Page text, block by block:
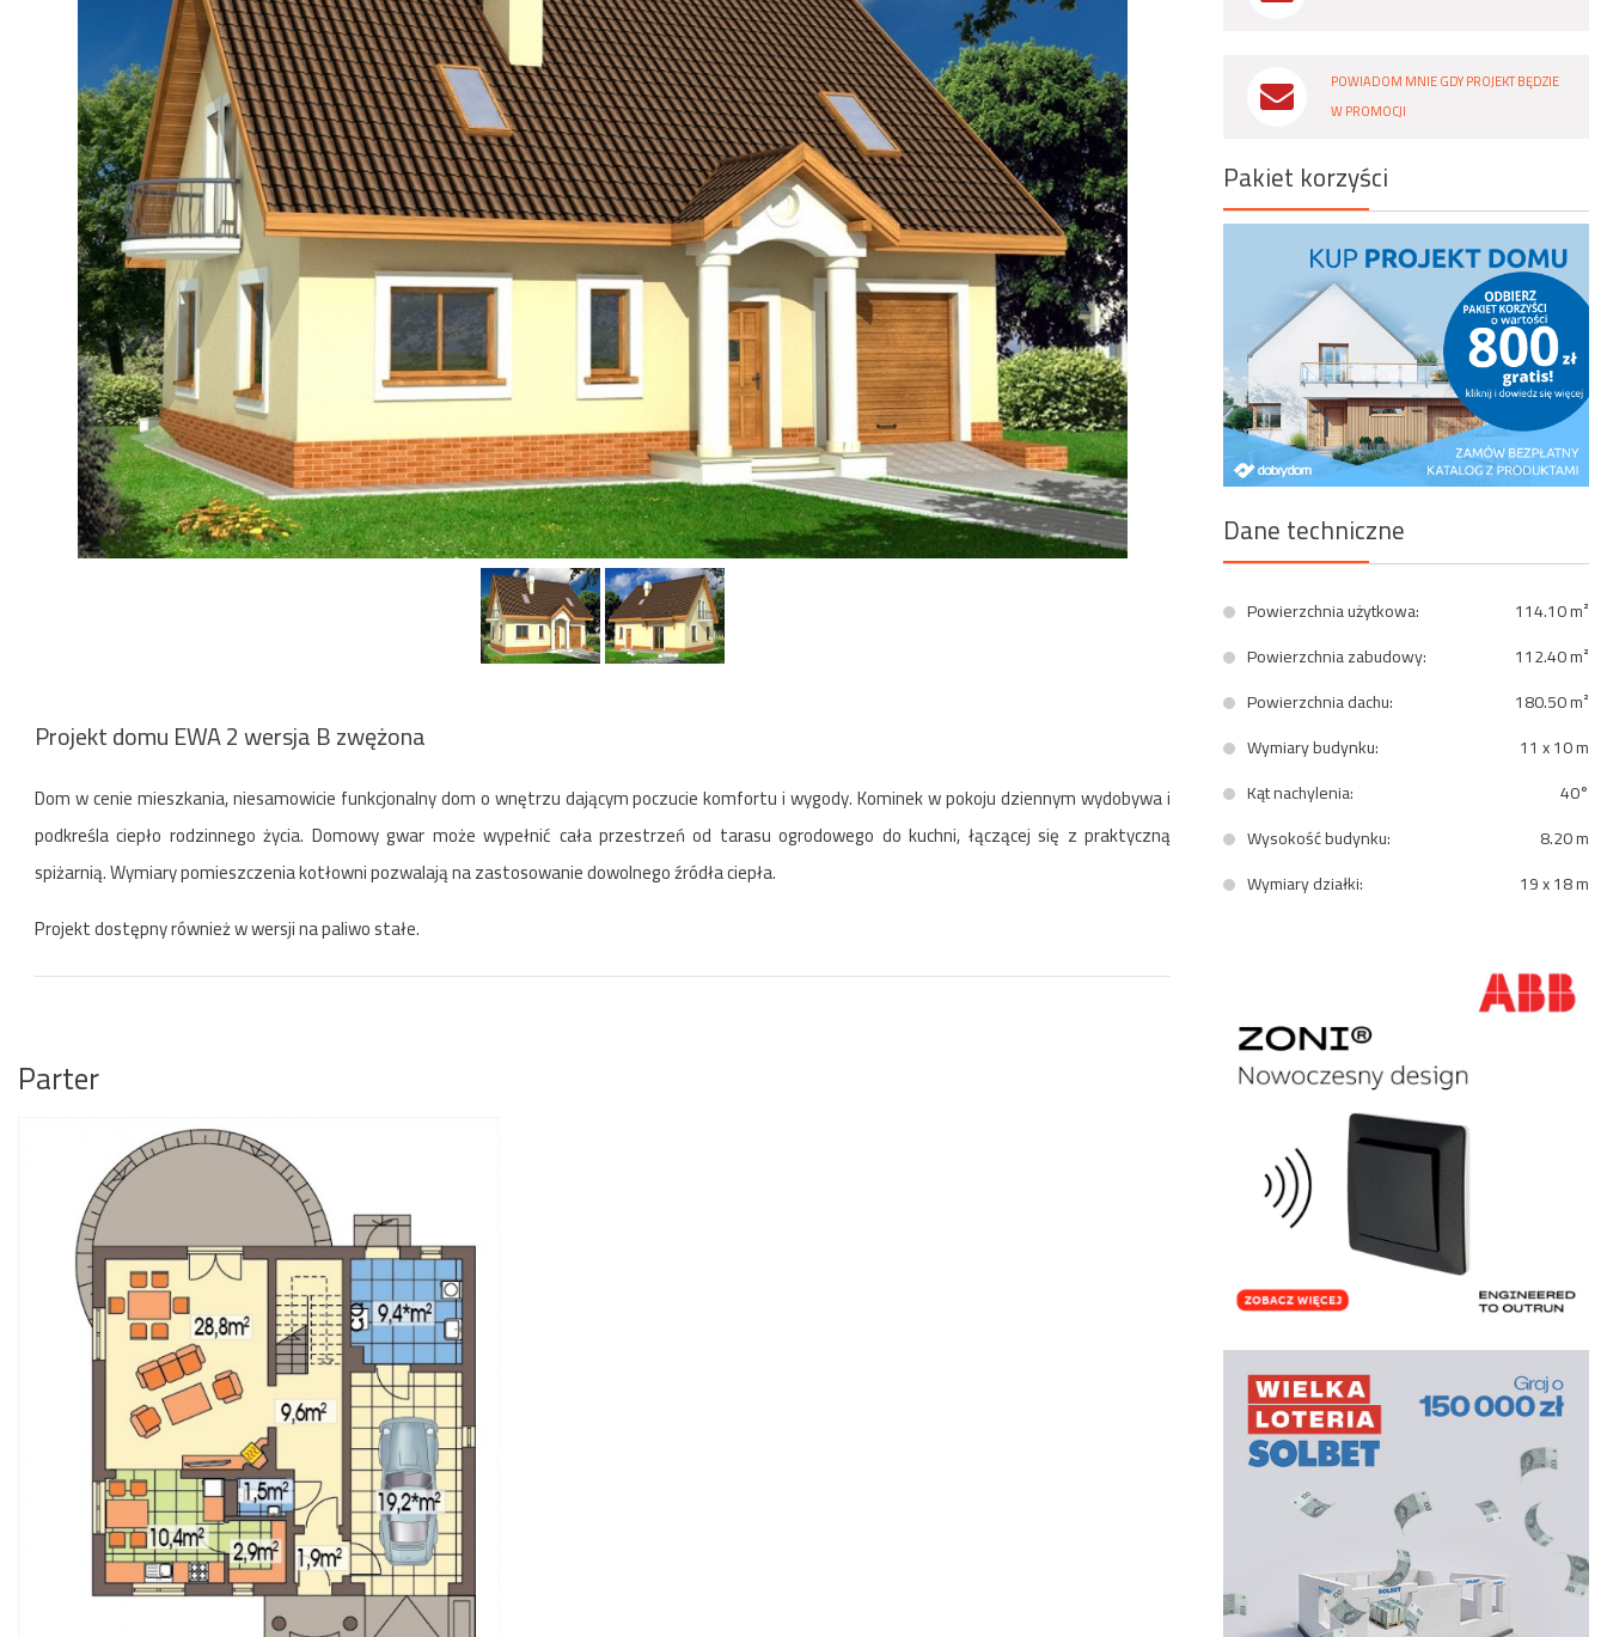
Szukaj
Projekt domu EWA 2 wersja B zwężona
Dom w cenie mieszkania, niesamowicie funkcjonalny dom o wnętrzu dającym poczucie komfortu i wygody. Kominek w pokoju dziennym wydobywa i
podkreśla ciepło rodzinnego życia. Domowy gwar może wypełnić cała przestrzeń od tarasu ogrodowego do kuchni, łączącej się z praktyczną
spiżarnią. Wymiary pomieszczenia kotłowni pozwalają na zastosowanie dowolnego źródła ciepła.
Projekt dostępny również w wersji na paliwo stałe.
Parter
POWIADOM MNIE GDY PROJEKT BĘDZIE
W PROMOCJI
Pakiet korzyści
Dane techniczne
Powierzchnia użytkowa:
114.10 m²
Powierzchnia zabudowy:
112.40 m²
Powierzchnia dachu:
180.50 m²
Wymiary budynku:
11 x 10 m
Kąt nachylenia:
40°
Wysokość budynku:
8.20 m
Wymiary działki:
19 x 18 m